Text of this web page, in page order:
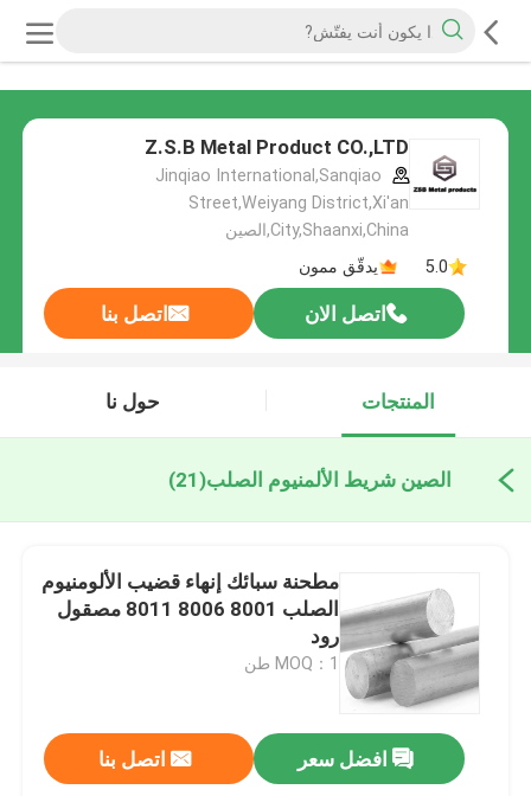
Z.S.B Metal Product CO.,LTD
Jinqiao International,Sanqiao
Street,Weiyang District,Xi'an
City,Shaanxi,China,الصين
5.0
يدقّق ممون
اتصل الان اتصل بنا
المنتجات حول نا
الصين شريط الألمنيوم الصلب(21)
مطحنة سبائك إنهاء قضيب الألومنيوم
الصلب 8001 8006 8011 مصقول
رود
MOQ：1 طن
افضل سعر اتصل بنا